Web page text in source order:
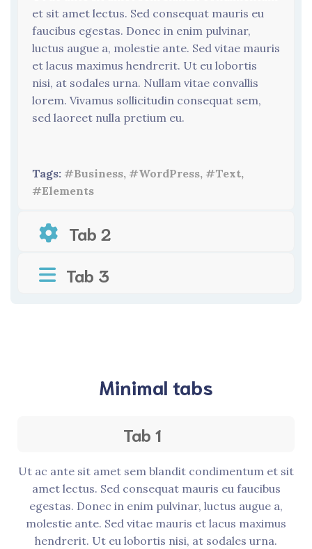
et sit amet lectus. Sed consequat mauris eu
faucibus egestas. Donec in enim pulvinar,
luctus augue a, molestie ante. Sed vitae mauris
et lacus maximus hendrerit. Ut eu lobortis
nisi, at sodales urna. Nullam vitae convallis
lorem. Vivamus sollicitudin consequat sem,
sed laoreet nulla pretium eu.
Tags: #Business, #WordPress, #Text,
#Elements
Tab 2
Tab 3
Minimal tabs
Tab 1
Ut ac ante sit amet sem blandit condimentum et sit
amet lectus. Sed consequat mauris eu faucibus
egestas. Donec in enim pulvinar, luctus augue a,
molestie ante. Sed vitae mauris et lacus maximus
hendrerit. Ut eu lobortis nisi, at sodales urna.